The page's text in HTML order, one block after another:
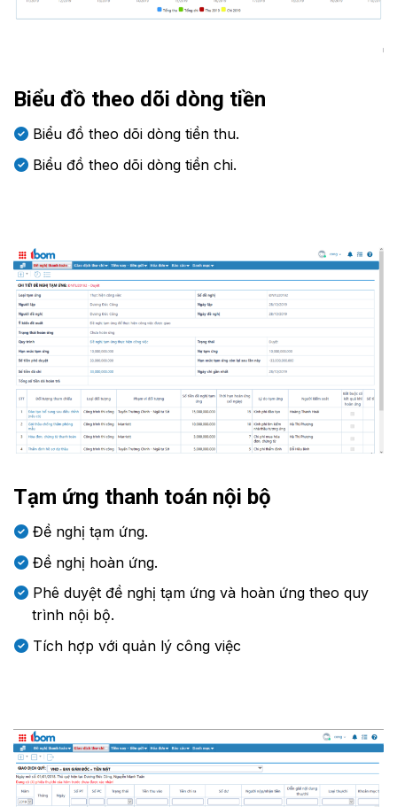
Biểu đồ theo dõi dòng tiền
Biểu đồ theo dõi dòng tiền thu.
Biểu đồ theo dõi dòng tiền chi.
Tạm ứng thanh toán nội bộ
Đề nghị tạm ứng.
Đề nghị hoàn ứng.
Phê duyệt đề nghị tạm ứng và hoàn ứng theo quy
trình nội bộ.
Tích hợp với quản lý công việc